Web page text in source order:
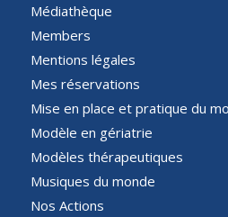
Médiathèque
Members
Mentions légales
Mes réservations
Mise en place et pratique du
Modèle en gériatrie
Modèles thérapeutiques
Musiques du monde
Nos Actions